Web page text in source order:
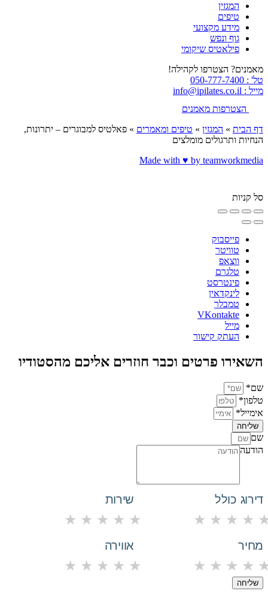
המגזין
טיפים
מידע מקצועי
גוף ונפש
פילאטיס שיקומי
מאמנים? הצטרפו לקהילה!
טל' : 050-777-7400
מייל : info@ipilates.co.il
הצטרפות מאמנים
דף הבית » המגזין » טיפים ומאמרים » פאלטיס למבוגרים – יתרונות,
הנחיות ותרגולים מומלצים
Made with ♥️ by teamworkmedia
סל קניות
פייסבוק
טוויטר
ווצאפ
טלגרם
פינטרסט
לינקדאין
טמבלר
VKontakte
מייל
העתק קישור
השאירו פרטים וכבר חוזרים אליכם מהסטודיו
שם*
טלפון*
אימייל*
שליחה
שם
הודעה
דירוג כולל
★ ★ ★ ★
שירות
★ ★ ★ ★ ★
מחיר
★ ★ ★ ★
אווירה
★ ★ ★ ★ ★
שליחה